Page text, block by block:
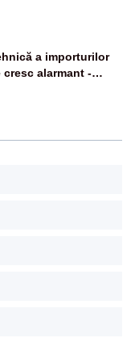
a importurilor
cresc alarmant -